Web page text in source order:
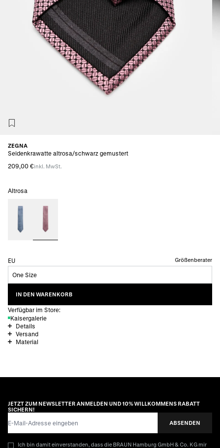
ZEGNA
Seidenkrawatte altrosa/schwarz gemustert
209,00 €inkl. MwSt.
Altrosa
EU Größenberater
One Size
IN DEN WARENKORB
Verfügbar im Store:
Kaisergalerie
Details
Versand
Material
JETZT ZUM NEWSLETTER ANMELDEN UND 10% WILLKOMMENS RABATT
SICHERN!
ABSENDEN
Ich bin damit einverstanden, dass die BRAUN Hamburg GmbH & Co. KG mir